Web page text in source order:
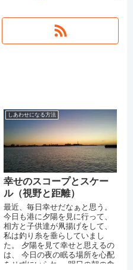
しあわせになる方法
幸せのスコープとスケー
ル（視野と距離）
最近、毎日幸せだなぁと思う。
今日も港に夕陽を見に行って、
相方と子供達が凧揚げをして、
私は釣り糸を垂らしていまし
た。 夕陽を見て幸せと思えるの
は、 今日の夜の眠る場所を心配
をせずにいられ、 明日の朝の食